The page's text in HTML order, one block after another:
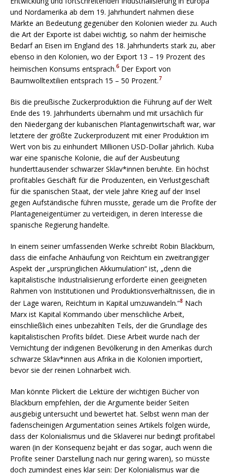
und Nordamerika ab dem 19. Jahrhundert nahmen diese
Märkte an Bedeutung gegenüber den Kolonien wieder zu. Auch
die Art der Exporte ist dabei wichtig, so nahm der heimische
Bedarf an Eisen im England des 18. Jahrhunderts stark zu, aber
ebenso in den Kolonien, wo der Export 13 – 19 Prozent des
heimischen Konsums entsprach.6 Der Export von
Baumwolltextilien entsprach 15 – 50 Prozent.7
Bis die preußische Zuckerproduktion die Führung auf der Welt
Ende des 19. Jahrhunderts übernahm und mit ursächlich für
den Niedergang der kubanischen Plantagenwirtschaft war, war
letztere der größte Zuckerproduzent mit einer Produktion im
Wert von bis zu einhundert Millionen USD-Dollar jährlich. Kuba
war eine spanische Kolonie, die auf der Ausbeutung
hunderttausender schwarzer Sklav*innen beruhte. Ein höchst
profitables Geschäft für die Produzenten, ein Verlustgeschäft
für die spanischen Staat, der viele Jahre Krieg auf der Insel
gegen Aufständische führen musste, gerade um die Profite der
Plantageneigentümer zu verteidigen, in deren Interesse die
spanische Regierung handelte.
In einem seiner umfassenden Werke schreibt Robin Blackburn,
dass die einfache Anhäufung von Reichtum ein zweitrangiger
Aspekt der „ursprünglichen Akkumulation“ ist, „denn die
kapitalistische Industrialisierung erforderte einen geeigneten
Rahmen von Institutionen und Produktionsverhältnissen, die in
der Lage waren, Reichtum in Kapital umzuwandeln.“8 Nach
Marx ist Kapital Kommando über menschliche Arbeit,
einschließlich eines unbezahlten Teils, der die Grundlage des
kapitalistischen Profits bildet. Diese Arbeit wurde nach der
Vernichtung der indigenen Bevölkerung in den Amerikas durch
schwarze Sklav*innen aus Afrika in die Kolonien importiert,
bevor sie der reinen Lohnarbeit wich.
Man könnte Plickert die Lektüre der wichtigen Bücher von
Blackburn empfehlen, der die Argumente beider Seiten
ausgiebig untersucht und bewertet hat. Selbst wenn man der
fadenscheinigen Argumentation seines Artikels folgen würde,
dass der Kolonialismus und die Sklaverei nur bedingt profitabel
waren (in der Konsequenz bejaht er das sogar, auch wenn die
Profite seiner Darstellung nach nur gering waren), so müsste
doch zumindest eines klar sein: Der Kolonialismus war die